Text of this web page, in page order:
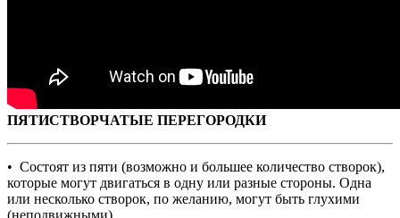
ПЯТИСТВОРЧАТЫЕ ПЕРЕГОРОДКИ
• Состоят из пяти (возможно и большее количество створок),
которые могут двигаться в одну или разные стороны. Одна
или несколько створок, по желанию, могут быть глухими
(неподвижными)